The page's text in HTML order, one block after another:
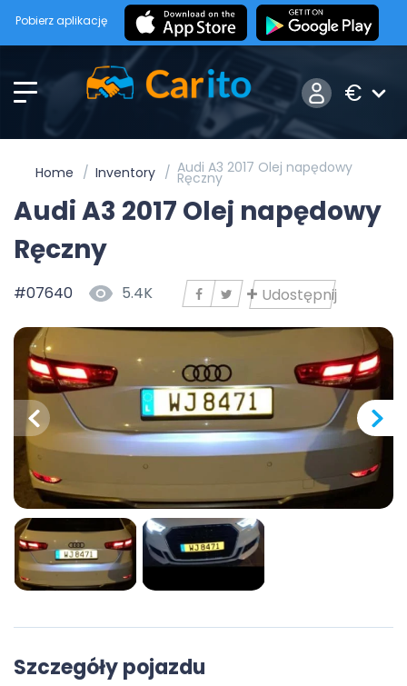
Pobierz aplikację
€
Home Inventory Audi A3 2017 Olej napędowy
Ręczny
Audi A3 2017 Olej napędowy
Ręczny
#07640 5.4K Udostępnij
Szczegóły pojazdu